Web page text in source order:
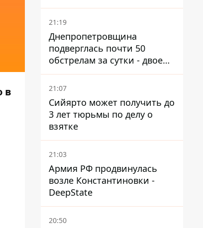
в
21:19
Днепропетровщина
подверглась почти 50
обстрелам за сутки - двое
погибших, шесть
пострадавших
21:07
Сийярто может получить до
3 лет тюрьмы по делу о
взятке
21:03
Армия РФ продвинулась
возле Константиновки -
DeepState
20:50